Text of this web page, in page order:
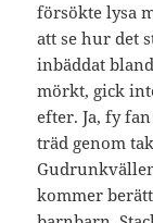
försökte lysa
att se hur det
inbäddat
mörkt, gick
efter. Ja, fy
träd genom
kommer